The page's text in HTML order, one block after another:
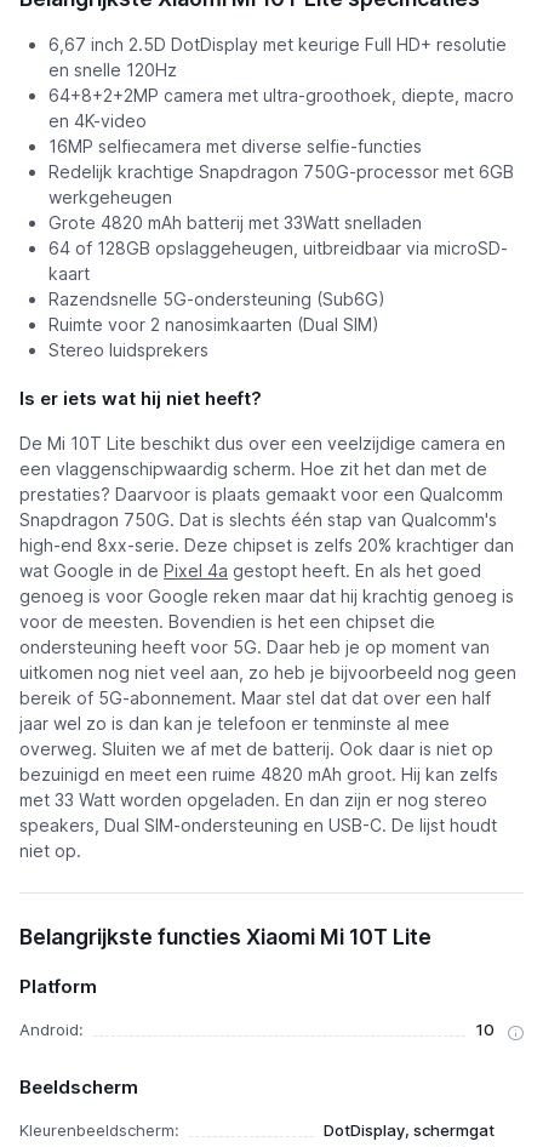
6,67 inch 2.5D DotDisplay met keurige Full HD+ resolutie
en snelle 120Hz
64+8+2+2MP camera met ultra-groothoek, diepte, macro
en 4K-video
16MP selfiecamera met diverse selfie-functies
Redelijk krachtige Snapdragon 750G-processor met 6GB
werkgeheugen
Grote 4820 mAh batterij met 33Watt snelladen
64 of 128GB opslaggeheugen, uitbreidbaar via microSD-
kaart
Razendsnelle 5G-ondersteuning (Sub6G)
Ruimte voor 2 nanosimkaarten (Dual SIM)
Stereo luidsprekers
Is er iets wat hij niet heeft?
De Mi 10T Lite beschikt dus over een veelzijdige camera en
een vlaggenschipwaardig scherm. Hoe zit het dan met de
prestaties? Daarvoor is plaats gemaakt voor een Qualcomm
Snapdragon 750G. Dat is slechts één stap van Qualcomm's
high-end 8xx-serie. Deze chipset is zelfs 20% krachtiger dan
wat Google in de Pixel 4a gestopt heeft. En als het goed
genoeg is voor Google reken maar dat hij krachtig genoeg is
voor de meesten. Bovendien is het een chipset die
ondersteuning heeft voor 5G. Daar heb je op moment van
uitkomen nog niet veel aan, zo heb je bijvoorbeeld nog geen
bereik of 5G-abonnement. Maar stel dat dat over een half
jaar wel zo is dan kan je telefoon er tenminste al mee
overweg. Sluiten we af met de batterij. Ook daar is niet op
bezuinigd en meet een ruime 4820 mAh groot. Hij kan zelfs
met 33 Watt worden opgeladen. En dan zijn er nog stereo
speakers, Dual SIM-ondersteuning en USB-C. De lijst houdt
niet op.
Belangrijkste functies Xiaomi Mi 10T Lite
Platform
Android: 10
Beeldscherm
Kleurenbeeldscherm:
DotDisplay, schermgat